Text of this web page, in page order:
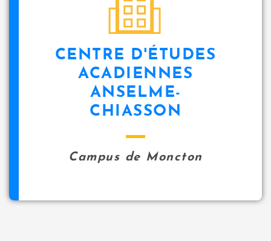
CENTRE D'ÉTUDES
ACADIENNES
ANSELME-
CHIASSON
Campus de Moncton